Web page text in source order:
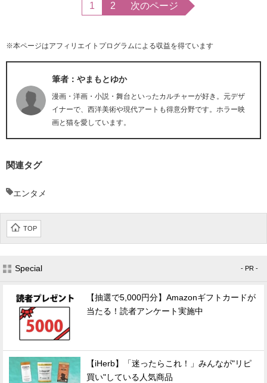
1 2 次のページ
※本ページはアフィリエイトプログラムによる収益を得ています
筆者：やまもとゆか
漫画・洋画・小説・舞台といったカルチャーが好き。元デザ
イナーで、西洋美術や現代アートも得意分野です。ホラー映
画と猫を愛しています。
関連タグ
エンタメ
TOP
Special - PR -
【抽選で5,000円分】Amazonギフトカードが
当たる！読者アンケート実施中
【iHerb】「迷ったらこれ！」みんなが"リピ
買い"している人気商品